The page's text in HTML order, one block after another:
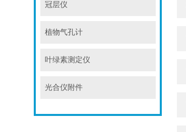
冠层仪
植物气孔计
叶绿素测定仪
光合仪附件